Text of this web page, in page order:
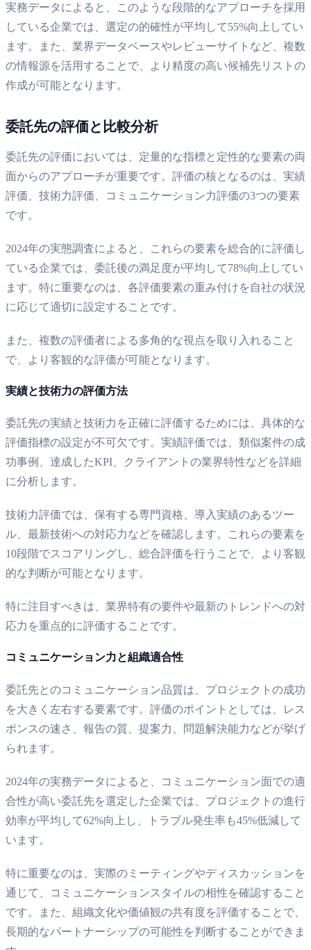
実務データによると、このような段階的なアプローチを採用
している企業では、選定の的確性が平均して55%向上してい
ます。また、業界データベースやレビューサイトなど、複数
の情報源を活用することで、より精度の高い候補先リストの
作成が可能となります。
委託先の評価と比較分析
委託先の評価においては、定量的な指標と定性的な要素の両
面からのアプローチが重要です。評価の核となるのは、実績
評価、技術力評価、コミュニケーション力評価の3つの要素
です。
2024年の実態調査によると、これらの要素を総合的に評価し
ている企業では、委託後の満足度が平均して78%向上してい
ます。特に重要なのは、各評価要素の重み付けを自社の状況
に応じて適切に設定することです。
また、複数の評価者による多角的な視点を取り入れること
で、より客観的な評価が可能となります。
実績と技術力の評価方法
委託先の実績と技術力を正確に評価するためには、具体的な
評価指標の設定が不可欠です。実績評価では、類似案件の成
功事例、達成したKPI、クライアントの業界特性などを詳細
に分析します。
技術力評価では、保有する専門資格、導入実績のあるツー
ル、最新技術への対応力などを確認します。これらの要素を
10段階でスコアリングし、総合評価を行うことで、より客観
的な判断が可能となります。
特に注目すべきは、業界特有の要件や最新のトレンドへの対
応力を重点的に評価することです。
コミュニケーション力と組織適合性
委託先とのコミュニケーション品質は、プロジェクトの成功
を大きく左右する要素です。評価のポイントとしては、レス
ポンスの速さ、報告の質、提案力、問題解決能力などが挙げ
られます。
2024年の実務データによると、コミュニケーション面での適
合性が高い委託先を選定した企業では、プロジェクトの進行
効率が平均して62%向上し、トラブル発生率も45%低減して
います。
特に重要なのは、実際のミーティングやディスカッションを
通じて、コミュニケーションスタイルの相性を確認すること
です。また、組織文化や価値観の共有度を評価することで、
長期的なパートナーシップの可能性を判断することができま